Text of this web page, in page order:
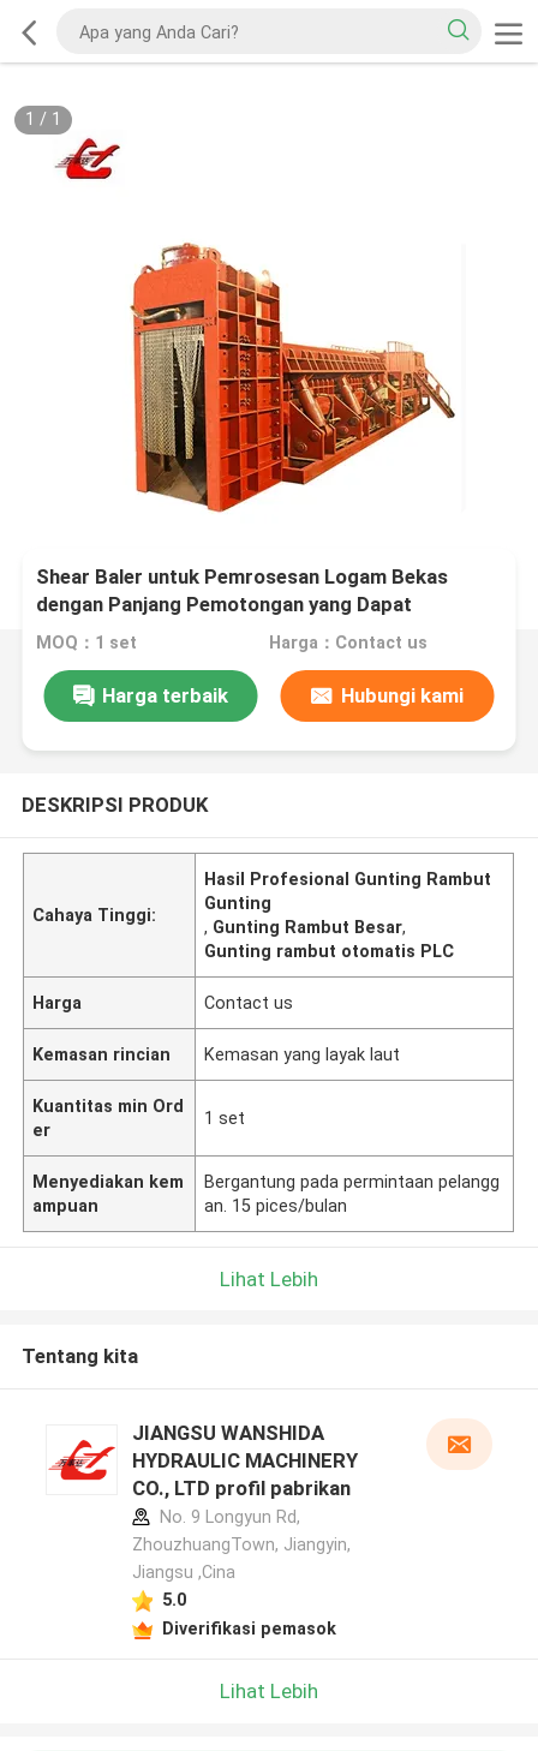
1 / 1
Shear Baler untuk Pemrosesan Logam Bekas
dengan Panjang Pemotongan yang Dapat
Disesuaikan
MOQ：1 set Harga：Contact us
Harga terbaik Hubungi kami
DESKRIPSI PRODUK
Cahaya Tinggi:
Hasil Profesional Gunting Rambut
Gunting
, Gunting Rambut Besar,
Gunting rambut otomatis PLC
Harga Contact us
Kemasan rincian Kemasan yang layak laut
Kuantitas min Ord
er
1 set
Menyediakan kem
ampuan
Bergantung pada permintaan pelangg
an. 15 pices/bulan
Lihat Lebih
Tentang kita
JIANGSU WANSHIDA
HYDRAULIC MACHINERY
CO., LTD profil pabrikan
No. 9 Longyun Rd,
ZhouzhuangTown, Jiangyin,
Jiangsu ,Cina
5.0
Diverifikasi pemasok
Lihat Lebih